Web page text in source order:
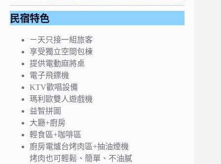
民宿特色
ㄧ天只接一組旅客
享受獨立空間包棟
提供電動麻將桌
電子飛鏢機
KTV歡唱設備
瑪利歐雙人遊戲機
益智拼圖
大廳+廚房
輕食區+咖啡區
廚房電爐台烤肉區+抽油煙機
烤肉也可輕鬆、簡單、不油膩